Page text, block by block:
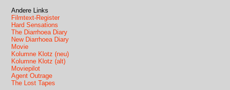
Andere Links
Filmtext-Register
Hard Sensations
The Diarrhoea Diary
New Diarrhoea Diary
Movie
Kolumne Klotz (neu)
Kolumne Klotz (alt)
Moviepilot
Agent Outrage
The Lost Tapes